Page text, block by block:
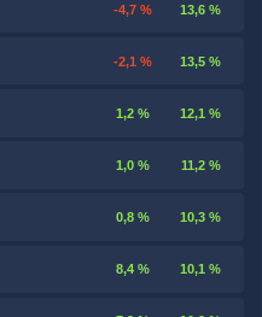
-4,7 % 13,6 %
-2,1 % 13,5 %
1,2 % 12,1 %
1,0 % 11,2 %
0,8 % 10,3 %
8,4 % 10,1 %